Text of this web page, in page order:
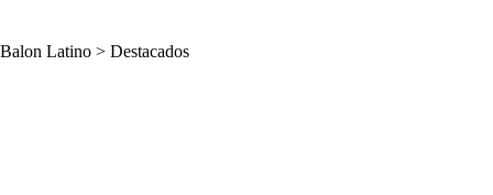
Balon Latino > Destacados